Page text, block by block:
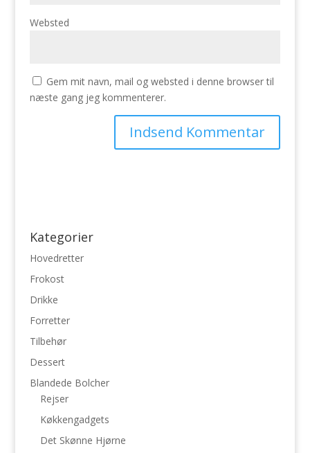
Websted
Gem mit navn, mail og websted i denne browser til
næste gang jeg kommenterer.
Kategorier
Hovedretter
Frokost
Drikke
Forretter
Tilbehør
Dessert
Blandede Bolcher
Rejser
Køkkengadgets
Det Skønne Hjørne